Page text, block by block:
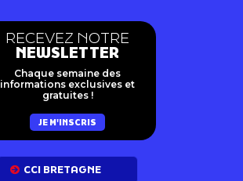
RECEVEZ NOTRE
NEWSLETTER
Chaque semaine des
informations exclusives et
gratuites !
JE M'INSCRIS
CCI BRETAGNE